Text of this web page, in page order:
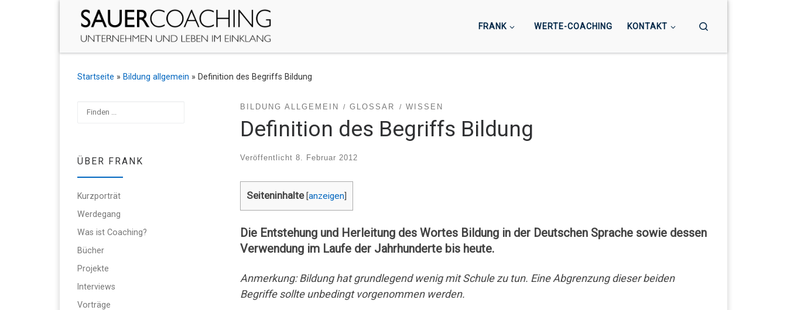
Zum Inhalt springen
FRANK WERTE-COACHING KONTAKT
Startseite » Bildung allgemein » Definition des Begriffs Bildung
BILDUNG ALLGEMEIN GLOSSAR WISSEN
Definition des Begriffs Bildung
Veröffentlicht 8. Februar 2012
Seiteninhalte [anzeigen]
Die Entstehung und Herleitung des Wortes Bildung in der Deutschen Sprache sowie dessen
Verwendung im Laufe der Jahrhunderte bis heute.
Anmerkung: Bildung hat grundlegend wenig mit Schule zu tun. Eine Abgrenzung dieser beiden
Begriffe sollte unbedingt vorgenommen werden.
ÜBER FRANK
Kurzporträt
Werdegang
Was ist Coaching?
Bücher
Projekte
Interviews
Vorträge